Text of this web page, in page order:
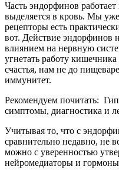
Часть эндорфинов
выделяется в кровь. Мы
рецепторы есть
вот. Действие эндорфинов
влиянием на нервную
угнетать работу
счастья, нам не до
иммунитет.
Рекомендуем почитать:
симптомы, диагностика и
Учитывая то, что с
сравнительно недавно, не
можно с уверенностью
нейромедиаторы и